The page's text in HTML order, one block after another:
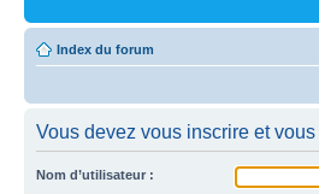
Index du forum
Vous devez vous inscrire et
Nom d’utilisateur :